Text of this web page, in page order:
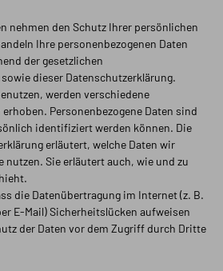
nehmen den Schutz Ihrer persönlichen
Ihre personenbezogenen Daten
der gesetzlichen
dieser Datenschutzerklärung.
werden verschiedene
Personenbezogene Daten sind
identifiziert werden können. Die
erläutert, welche Daten wir
nutzen. Sie erläutert auch, wie und zu
die Datenübertragung im Internet (z. B.
E-Mail) Sicherheitslücken aufweisen
der Daten vor dem Zugriff durch Dritte